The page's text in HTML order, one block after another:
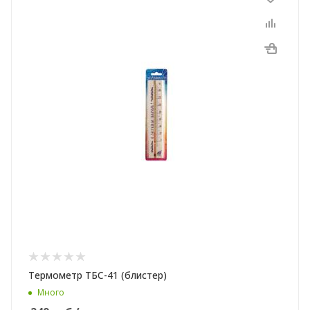
Термометр ТБС-41 (блистер)
Много